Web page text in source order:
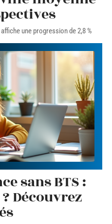
une progression de 2,8 %
sans BTS :
Découvrez